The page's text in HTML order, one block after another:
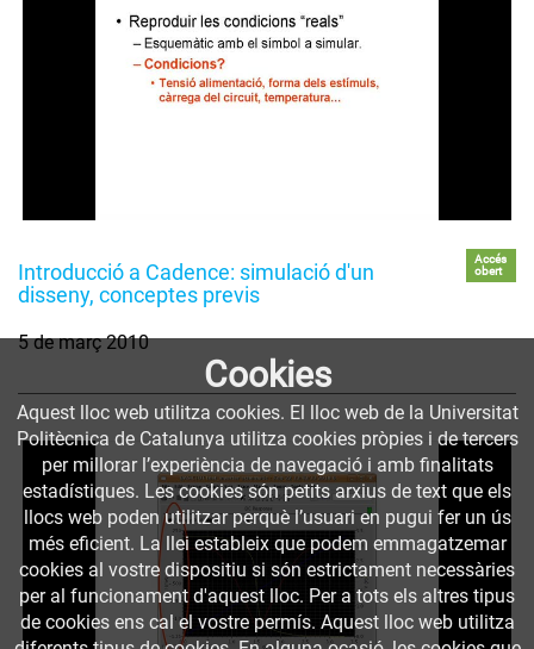
Introducció a Cadence: simulació d'un
disseny, conceptes previs
Accés
obert
5 de març 2010
Cookies
Aquest lloc web utilitza cookies. El lloc web de la Universitat
Politècnica de Catalunya utilitza cookies pròpies i de tercers
per millorar l’experiència de navegació i amb finalitats
estadístiques. Les cookies són petits arxius de text que els
llocs web poden utilitzar perquè l’usuari en pugui fer un ús
més eficient. La llei estableix que podem emmagatzemar
cookies al vostre dispositiu si són estrictament necessàries
per al funcionament d'aquest lloc. Per a tots els altres tipus
de cookies ens cal el vostre permís. Aquest lloc web utilitza